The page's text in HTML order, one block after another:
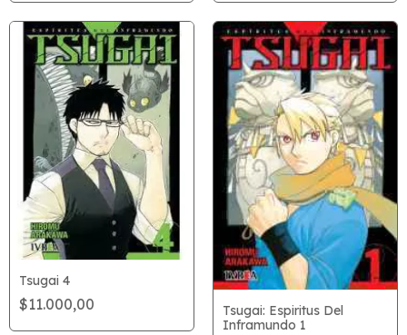
Tsugai 4
$11.000,00
Tsugai: Espiritus Del
Inframundo 1